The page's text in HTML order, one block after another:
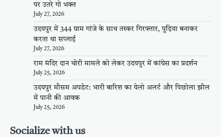
पर उतरे गो भक्त
July 27, 2026
उदयपुर में 344 ग्राम गांजे के साथ तस्कर गिरफ्तार, पुड़िया बनाकर
करता था सप्लाई
July 27, 2026
राम मंदिर दान चोरी मामले को लेकर उदयपुर में कांग्रेस का प्रदर्शन
July 25, 2026
उदयपुर मौसम अपडेट: भारी बारिश का येलो अलर्ट और पिछोला झील
में पानी की आवक
July 25, 2026
Socialize with us